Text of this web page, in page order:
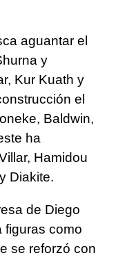
aguantar el
y
Kur Kuath y
el
Baldwin,
ha
Hamidou
Diakite.
de Diego
figuras como
se reforzó con